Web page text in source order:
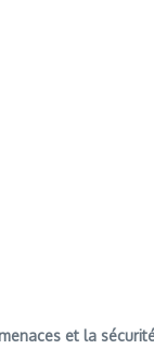
et la